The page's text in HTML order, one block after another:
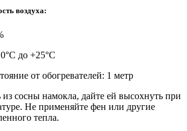
воздуха:
до +25°С
от обогревателей: 1 метр
из сосны намокла, дайте ей высохнуть при
Не применяйте фен или другие
тепла.